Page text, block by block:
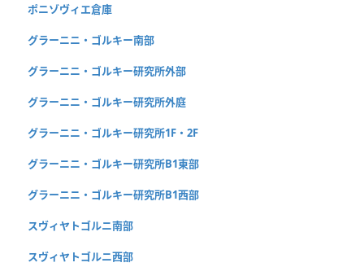
ポニゾヴィエ倉庫
グラーニニ・ゴルキー南部
グラーニニ・ゴルキー研究所外部
グラーニニ・ゴルキー研究所外庭
グラーニニ・ゴルキー研究所1F・2F
グラーニニ・ゴルキー研究所B1東部
グラーニニ・ゴルキー研究所B1西部
スヴィヤトゴルニ南部
スヴィヤトゴルニ西部